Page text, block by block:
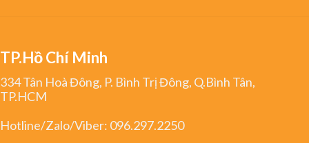
TP.Hồ Chí Minh
334 Tân Hoà Đông, P. Bình Trị Đông, Q.Bình Tân,
TP.HCM
Hotline/Zalo/Viber: 096.297.2250